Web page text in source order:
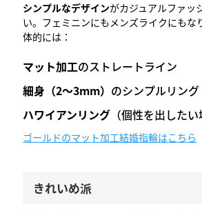
シンプルなデザインがカジュアルファッ
い。フェミニンにもメンズライクにもな
体的には：
マット加工のストレートライン
細身（2〜3mm） のシンプルリング
ハワイアンリング （個性を出したい
ゴールドのマット加工結婚指輪はこちら
きれいめ派